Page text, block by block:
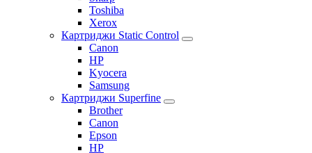
Toshiba
Xerox
Картриджи Static Control
Canon
HP
Kyocera
Samsung
Картриджи Superfine
Brother
Canon
Epson
HP